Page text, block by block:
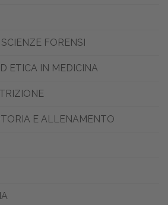
DEL
DI
POLICY
FORENSI
ETICA IN MEDICINA
E ALLENAMENTO